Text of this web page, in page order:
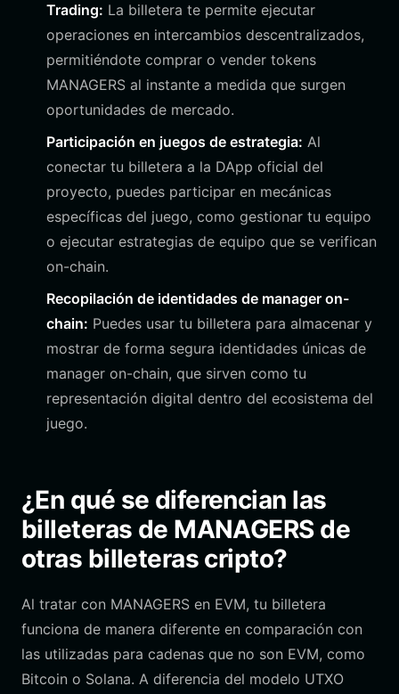
Trading: La billetera te permite ejecutar
operaciones en intercambios descentralizados,
permitiéndote comprar o vender tokens
MANAGERS al instante a medida que surgen
oportunidades de mercado.
Participación en juegos de estrategia: Al
conectar tu billetera a la DApp oficial del
proyecto, puedes participar en mecánicas
específicas del juego, como gestionar tu equipo
o ejecutar estrategias de equipo que se verifican
on-chain.
Recopilación de identidades de manager on-
chain: Puedes usar tu billetera para almacenar y
mostrar de forma segura identidades únicas de
manager on-chain, que sirven como tu
representación digital dentro del ecosistema del
juego.
¿En qué se diferencian las
billeteras de MANAGERS de
otras billeteras cripto?
Al tratar con MANAGERS en EVM, tu billetera
funciona de manera diferente en comparación con
las utilizadas para cadenas que no son EVM, como
Bitcoin o Solana. A diferencia del modelo UTXO